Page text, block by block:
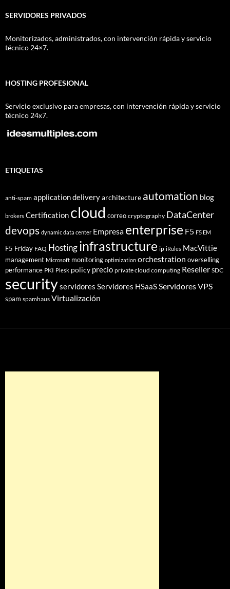
SERVIDORES PRIVADOS
Monitorizados, administrados, con intervención rápida y servicio
técnico 24×7.
HOSTING PROFESIONAL
Servicio exclusivo para empresas, con intervención rápida y servicio
técnico 24x7.
ETIQUETAS
anti-spam application deliveryarchitecture automation blog
brokers Certification cloud correo cryptography DataCenter
devops dynamic data center Empresa enterprise F5 F5 EM
F5 Friday FAQ Hostinginfrastructure ip iRules MacVittie
management Microsoft monitoring optimization orchestration overselling
performance PKI Plesk policy precio private cloud computing Reseller SDC
securityservidores Servidores HSaaSServidores VPS
spam spamhaus Virtualización